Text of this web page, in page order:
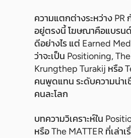
ความแตกต่างระหว่าง PR
อยู่ตรงนี้ โฆษณาคือแบรน
ดีอย่างไร แต่ Earned
ว่าจะเป็น Positioning,
Krungthep Turakij หรือ
คนพูดแทน ระดับความน่า
คนละโลก
บทความวิเคราะห์ใน
หรือ The MATTER ที่เล่า